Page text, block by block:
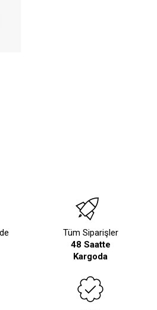
Tüm Siparişler
48 Saatte
Kargoda